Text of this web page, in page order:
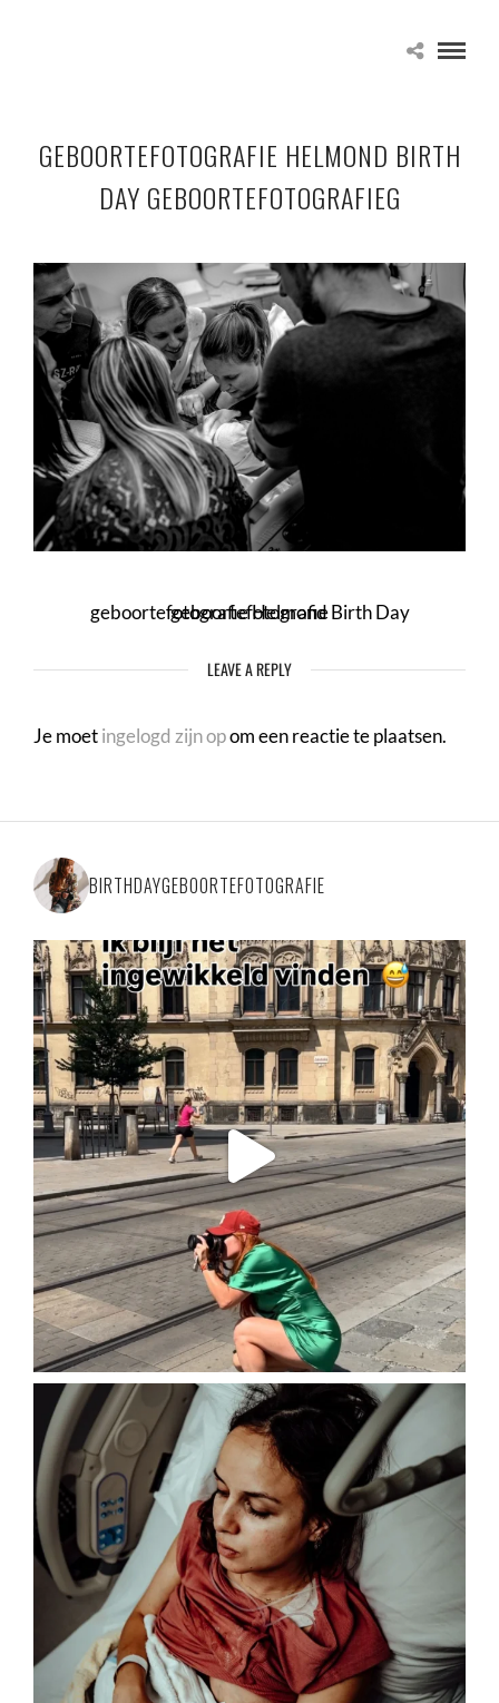
GEBOORTEFOTOGRAFIE HELMOND BIRTH
DAY GEBOORTEFOTOGRAFIEG
geboortefotografie Helmond Birth Day geboortefotografie
LEAVE A REPLY
Je moetingelogd zijn opom een reactie te plaatsen.
BIRTHDAYGEBOORTEFOTOGRAFIE